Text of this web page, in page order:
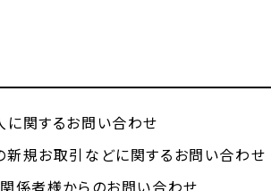
に関するお問い合わせ
新規お取引などに関するお問い合わせ
関係者様からのお問い合わせ